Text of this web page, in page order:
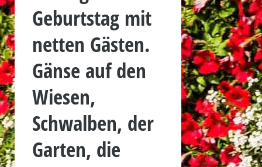
Geburtstag mit
netten Gästen.
Gänse auf den
Wiesen,
Schwalben, der
Garten, die